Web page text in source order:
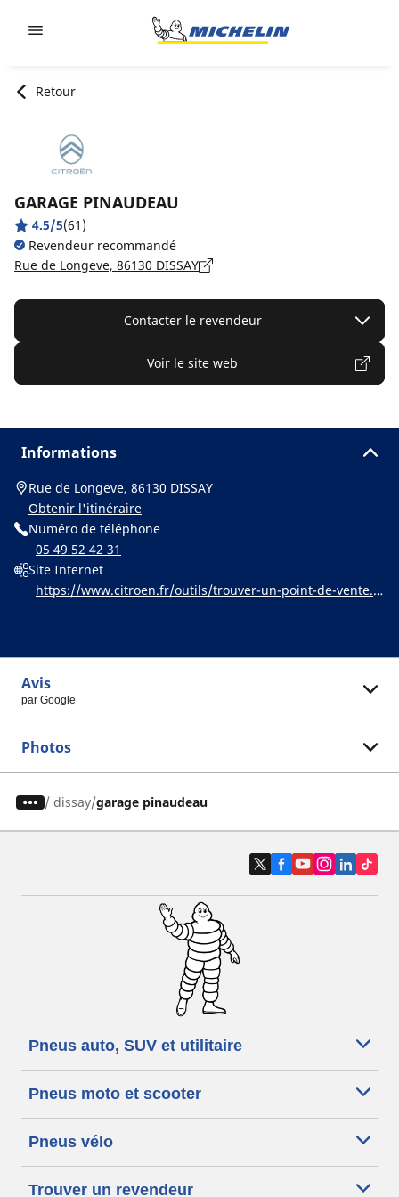
Retour
GARAGE PINAUDEAU
4.5/5(61)
Revendeur recommandé
Rue de Longeve, 86130 DISSAY
Contacter le revendeur
Voir le site web
Informations
Rue de Longeve, 86130 DISSAY
Obtenir l'itinéraire
Numéro de téléphone
05 49 52 42 31
Site Internet
https://www.citroen.fr/outils/trouver-un-point-de-vente.h
Avis
par Google
Photos
/ dissay garage pinaudeau
Pneus auto, SUV et utilitaire
Pneus moto et scooter
Pneus vélo
Trouver un revendeur